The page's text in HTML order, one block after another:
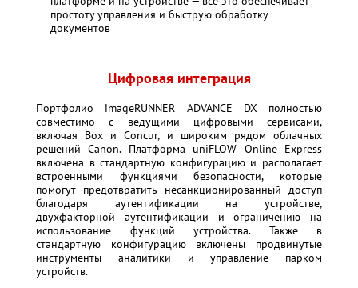
простоту управления и быструю обработку
документов
Цифровая интеграция
Портфолио imageRUNNER ADVANCE DX полностью
совместимо с ведущими цифровыми сервисами,
включая Box и Concur, и широким рядом облачных
решений Canon. Платформа uniFLOW Online Express
включена в стандартную конфигурацию и располагает
встроенными функциями безопасности, которые
помогут предотвратить несанкционированный доступ
благодаря аутентификации на устройстве,
двухфакторной аутентификации и ограничению на
использование функций устройства. Также в
стандартную конфигурацию включены продвинутые
инструменты аналитики и управление парком
устройств.